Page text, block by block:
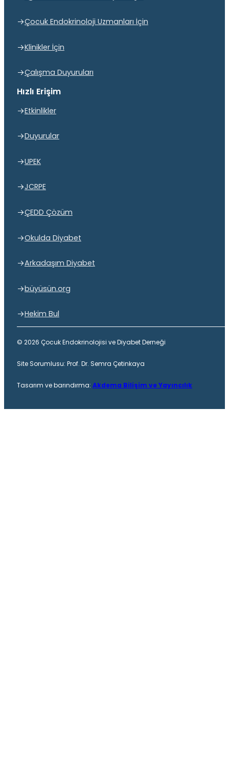
Çocuk Endokrinoloji Uzmanları İçin
Klinikler İçin
Çalışma Duyuruları
Hızlı Erişim
Etkinlikler
Duyurular
UPEK
JCRPE
ÇEDD Çözüm
Okulda Diyabet
Arkadaşım Diyabet
büyüsün.org
Hekim Bul
© 2026 Çocuk Endokrinolojisi ve Diyabet Derneği
Site Sorumlusu: Prof. Dr. Semra Çetinkaya
Tasarım ve barındırma: Akdema Bilişim ve Yayıncılık